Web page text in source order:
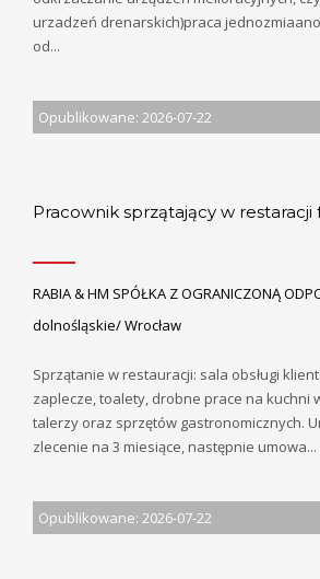
urzadzeń drenarskich)praca
od...
Opublikowane: 2026-07-22
Pracownik sprzątający w restaracji
RABIA & HM SPÓŁKA Z OGRANICZONĄ
dolnośląskie/ Wrocław
Sprzątanie w restauracji: sala obsługi
zaplecze, toalety, drobne prace na kuchni
talerzy oraz sprzętów gastronomicznych.
zlecenie na 3 miesiące, następnie umowa...
Opublikowane: 2026-07-22